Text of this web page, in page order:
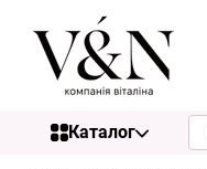
Перейти до основного
Каталог